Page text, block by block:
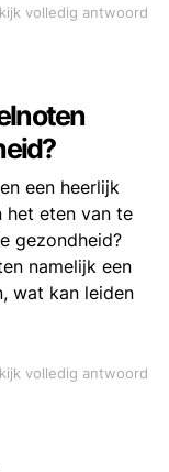
volledig antwoord
een heerlijk
het eten van te
gezondheid?
namelijk een
wat kan leiden
volledig antwoord